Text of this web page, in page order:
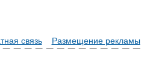
связь Размещение рекламы